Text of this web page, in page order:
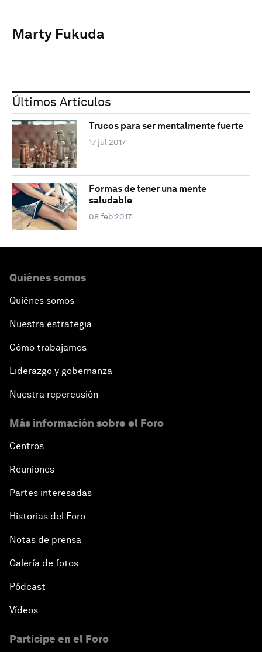
Marty Fukuda
Últimos Artículos
Trucos para ser mentalmente fuerte
17 jul 2017
Formas de tener una mente
saludable
08 feb 2017
Quiénes somos
Quiénes somos
Nuestra estrategia
Cómo trabajamos
Liderazgo y gobernanza
Nuestra repercusión
Más información sobre el Foro
Centros
Reuniones
Partes interesadas
Historias del Foro
Notas de prensa
Galería de fotos
Pódcast
Vídeos
Participe en el Foro